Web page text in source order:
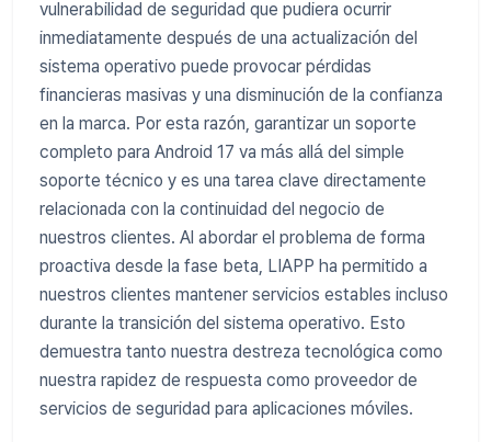
vulnerabilidad de seguridad que pudiera ocurrir
inmediatamente después de una actualización del
sistema operativo puede provocar pérdidas
financieras masivas y una disminución de la confianza
en la marca. Por esta razón, garantizar un soporte
completo para Android 17 va más allá del simple
soporte técnico y es una tarea clave directamente
relacionada con la continuidad del negocio de
nuestros clientes. Al abordar el problema de forma
proactiva desde la fase beta, LIAPP ha permitido a
nuestros clientes mantener servicios estables incluso
durante la transición del sistema operativo. Esto
demuestra tanto nuestra destreza tecnológica como
nuestra rapidez de respuesta como proveedor de
servicios de seguridad para aplicaciones móviles.